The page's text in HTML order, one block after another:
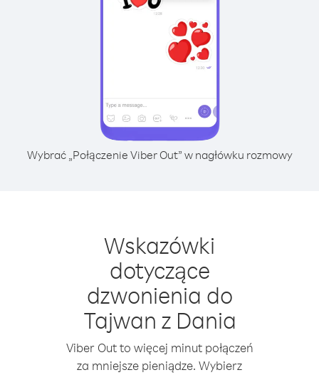
Wybrać „Połączenie Viber Out” w nagłówku rozmowy
Wskazówki
dotyczące
dzwonienia do
Tajwan z Dania
Viber Out to więcej minut połączeń
za mniejsze pieniądze. Wybierz